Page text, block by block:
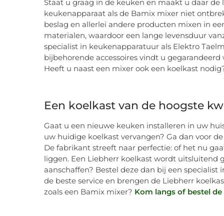
Staat u graag in de keuken en maakt u daar
keukenapparaat als de Bamix mixer niet
beslag en allerlei andere producten mixen in
materialen, waardoor een lange levensduur
specialist in keukenapparatuur als Elektro
bijbehorende accessoires vindt u
Heeft u naast een mixer ook een koelkast
Een koelkast van de hoogste
Gaat u een nieuwe keuken installeren in uw
uw huidige koelkast vervangen? Ga dan voor
De fabrikant streeft naar perfectie: of het nu
liggen. Een Liebherr koelkast wordt uitsluitend
aanschaffen? Bestel deze dan bij een
de beste service en brengen de Liebherr
zoals een Bamix mixer? Kom langs of bestel